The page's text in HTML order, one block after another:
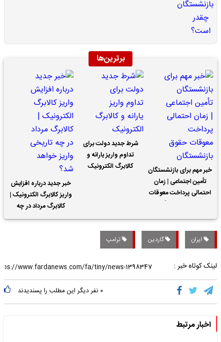
برترین‌ها
خبر مهم برای بازنشستگان
تأمین اجتماعی | زمان
احتمالی پرداخت معوقات
شرط جدید دولت برای
تداوم واریز یارانه و
کالابرگ الکترونیک
خبر جدید درباره افزایش
واریز کالابرگ الکترونیک |
کالابرگ مرداد در چه
تاریخی واریز خواهد شد؟
ایران گاردین ترامپ
لینک کوتاه خبر :
۰ نفر دیگر این مطلب را پسندیدند
اخبار مرتبط